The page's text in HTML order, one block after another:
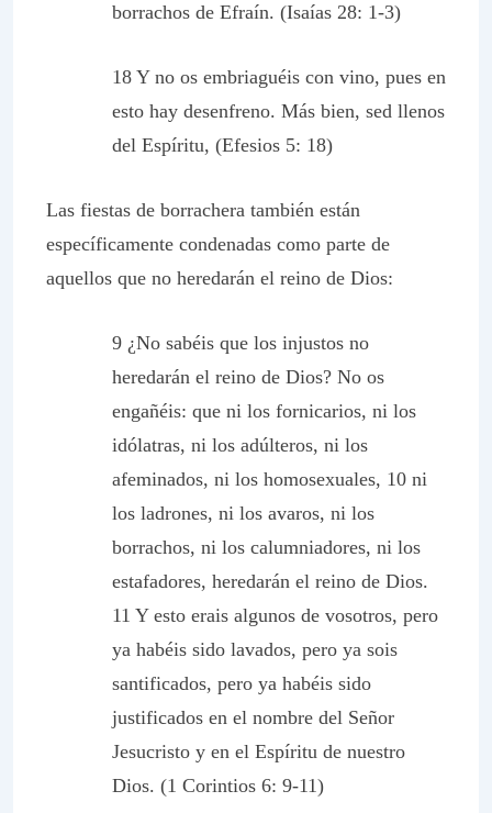
borrachos de Efraín. (Isaías 28: 1-3)
18 Y no os embriaguéis con vino, pues en
esto hay desenfreno. Más bien, sed llenos
del Espíritu, (Efesios 5: 18)
Las fiestas de borrachera también están
específicamente condenadas como parte de
aquellos que no heredarán el reino de Dios:
9 ¿No sabéis que los injustos no
heredarán el reino de Dios? No os
engañéis: que ni los fornicarios, ni los
idólatras, ni los adúlteros, ni los
afeminados, ni los homosexuales, 10 ni
los ladrones, ni los avaros, ni los
borrachos, ni los calumniadores, ni los
estafadores, heredarán el reino de Dios.
11 Y esto erais algunos de vosotros, pero
ya habéis sido lavados, pero ya sois
santificados, pero ya habéis sido
justificados en el nombre del Señor
Jesucristo y en el Espíritu de nuestro
Dios. (1 Corintios 6: 9-11)